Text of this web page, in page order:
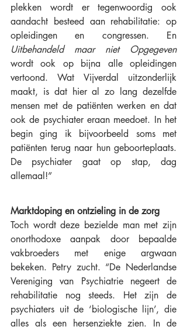
plekken wordt er tegenwoordig ook
aandacht besteed aan rehabilitatie: op
Uitbehandeld maar niet Opgegeven
wordt ook op bijna alle opleidingen
vertoond. Wat Vijverdal uitzonderlijk
maakt, is dat hier al zo lang dezelfde
mensen met de patiënten werken en dat
ook de psychiater eraan meedoet. In het
begin ging ik bijvoorbeeld soms met
patiënten terug naar hun geboorteplaats.
De psychiater gaat op stap, dag
allemaal!”
Marktdoping en ontzieling in de zorg
Toch wordt deze bezielde man met zijn
onorthodoxe aanpak door bepaalde
vakbroeders met enige argwaan
bekeken. Petry zucht. “De Nederlandse
Vereniging van Psychiatrie negeert de
rehabilitatie nog steeds. Het zijn de
psychiaters uit de ‘biologische lijn’, die
alles als een hersenziekte zien. In de